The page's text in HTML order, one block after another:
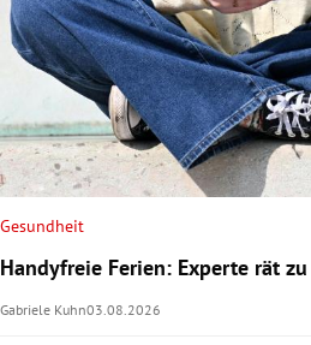
Gesundheit
Handyfreie Ferien: Experte rät
Gabriele Kuhn03.08.2026